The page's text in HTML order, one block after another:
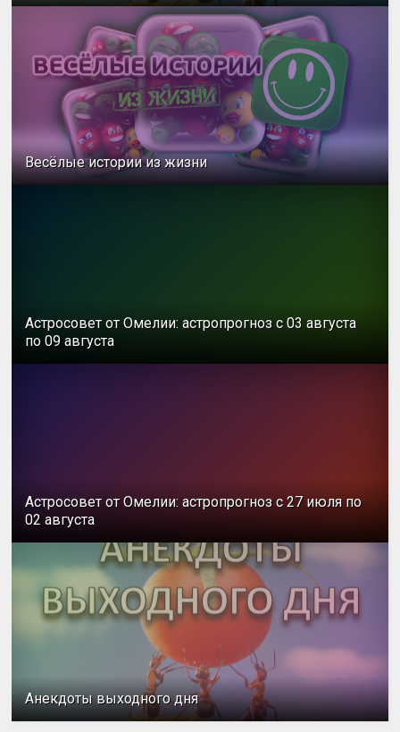
Весёлые истории из жизни
Астросовет от Омелии: астропрогноз с 03 августа
по 09 августа
Астросовет от Омелии: астропрогноз с 27 июля по
02 августа
Анекдоты выходного дня